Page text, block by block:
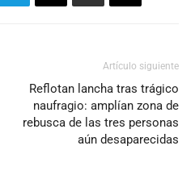
Artículo siguiente
Reflotan lancha tras trágico
naufragio: amplían zona de
rebusca de las tres personas
aún desaparecidas